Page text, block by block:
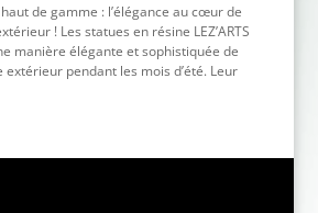
de gamme : l’élégance au cœur de
! Les statues en résine LEZ’ARTS
manière élégante et sophistiquée de
pendant les mois d’été. Leur